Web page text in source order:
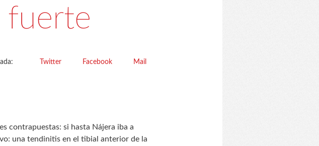
fuerte
Twitter Facebook Mail
contrapuestas: si hasta Nájera iba a
una tendinitis en el tibial anterior de la